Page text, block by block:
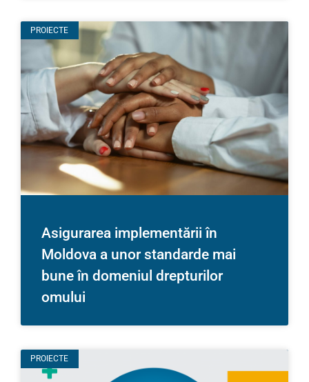
PROIECTE
Asigurarea implementării în
Moldova a unor standarde mai
bune în domeniul drepturilor
omului
PROIECTE